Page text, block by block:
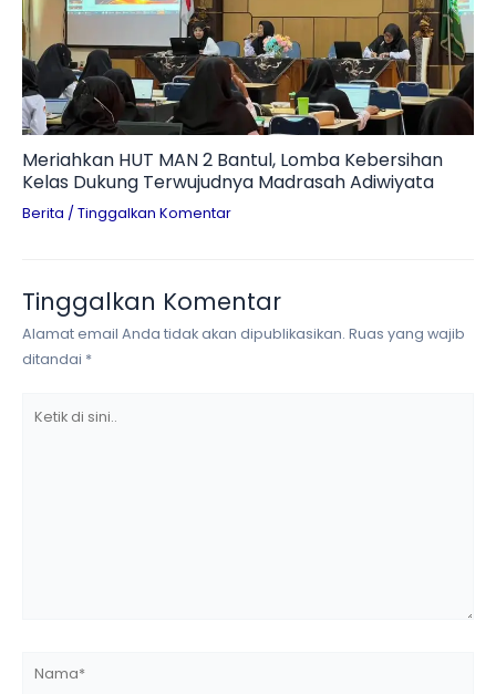
Meriahkan HUT MAN 2 Bantul, Lomba Kebersihan
Kelas Dukung Terwujudnya Madrasah Adiwiyata
Berita / Tinggalkan Komentar
Tinggalkan Komentar
Alamat email Anda tidak akan dipublikasikan. Ruas yang wajib
ditandai *